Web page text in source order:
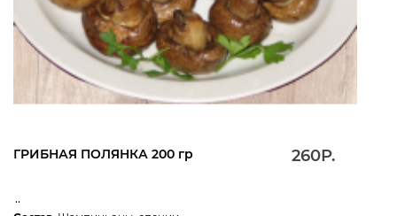
ГРИБНАЯ ПОЛЯНКА 200 гр 260Р.
..